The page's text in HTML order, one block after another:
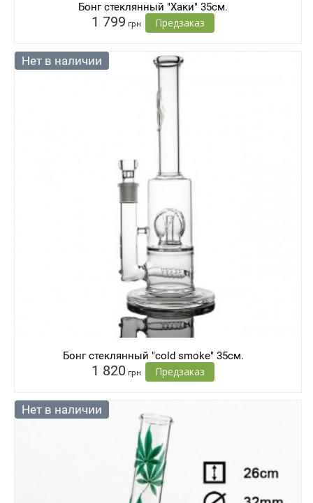
Бонг стеклянный "Хаки" 35см.
1 799 грн Предзаказ
Нет в наличии
Бонг стеклянный "cold smoke" 35см.
1 820 грн Предзаказ
Нет в наличии